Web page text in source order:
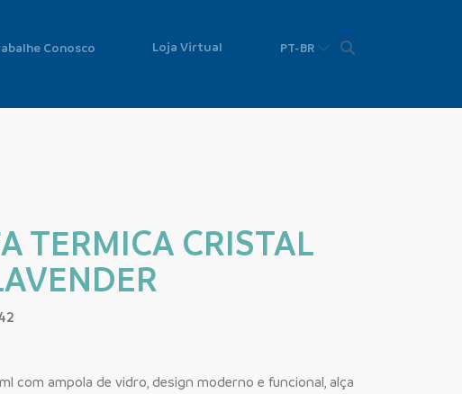
Conosco Loja Virtual PT-BR
TERMICA CRISTAL
com ampola de vidro, design moderno e funcional, alça